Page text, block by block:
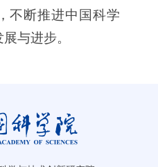
不断推进中国科学
与进步。